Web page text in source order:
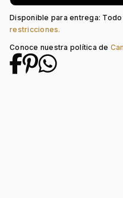
Disponible para entrega: Todo
restricciones.
Conoce nuestra política de